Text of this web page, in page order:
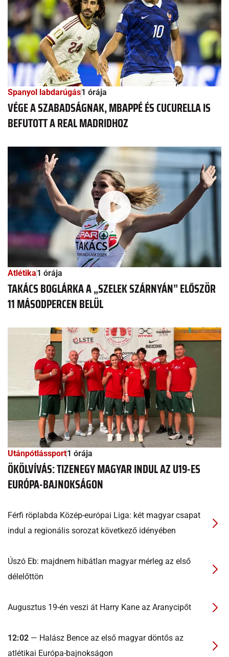
Spanyol labdarúgás1 órája
VÉGE A SZABADSÁGNAK, MBAPPÉ ÉS CUCURELLA IS
BEFUTOTT A REAL MADRIDHOZ
Atlétika1 órája
TAKÁCS BOGLÁRKA A „SZELEK SZÁRNYÁN” ELŐSZÖR
11 MÁSODPERCEN BELÜL
Utánpótlássport1 órája
ÖKÖLVÍVÁS: TIZENEGY MAGYAR INDUL AZ U19-ES
EURÓPA-BAJNOKSÁGON
Férfi röplabda Közép-európai Liga: két magyar csapat
indul a regionális sorozat következő idényében
Úszó Eb: majdnem hibátlan magyar mérleg az első
délelőttön
Augusztus 19-én veszi át Harry Kane az Aranycipőt
12:02 — Halász Bence az első magyar döntős az
atlétikai Európa-bajnokságon